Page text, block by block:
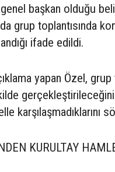
başkan olduğu
grup toplantısında
ifade edildi.
yapan Özel, grup
karşılaşmadıklarını
KURULTAY